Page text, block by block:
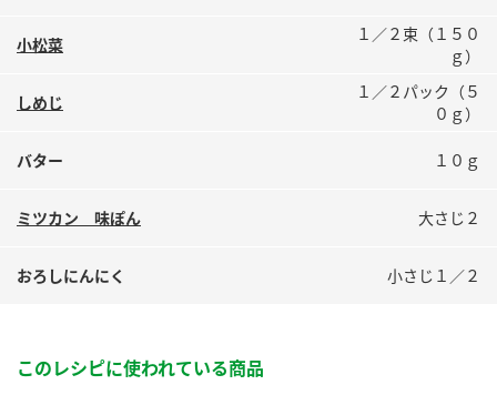
検索
業務用サイト ミツカングループについて 製造所固有記号一覧
小松菜
１／２束（１５０
ｇ）
しめじ
１／２パック（５
０ｇ）
バター １０ｇ
ミツカン 味ぽん 大さじ２
おろしにんにく 小さじ１／２
このレシピに使われている商品